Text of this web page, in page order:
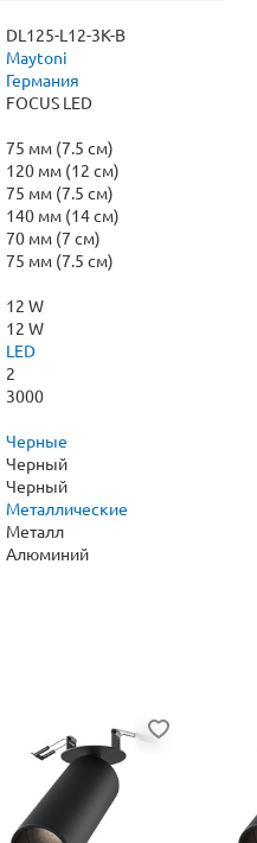
DL125-L12-3K-B
Maytoni
Германия
FOCUS LED
75 мм (7.5 см)
120 мм (12 см)
75 мм (7.5 см)
140 мм (14 см)
70 мм (7 см)
75 мм (7.5 см)
12 W
12 W
LED
2
3000
Черные
Черный
Черный
Металлические
Металл
Алюминий